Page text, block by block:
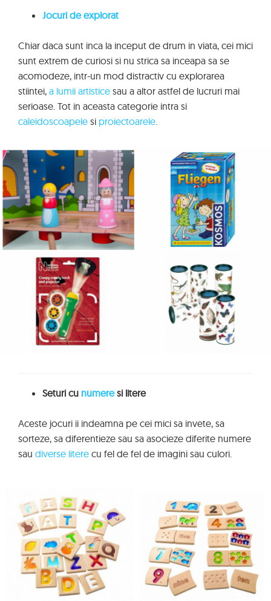
Jocuri de explorat
Chiar daca sunt inca la inceput de drum in viata, cei mici
sunt extrem de curiosi si nu strica sa inceapa sa se
acomodeze, intr-un mod distractiv cu explorarea
stiintei, a lumii artistice sau a altor astfel de lucruri mai
serioase. Tot in aceasta categorie intra si
caleidoscoapele si proiectoarele.
Seturi cu numeresi litere
Aceste jocuri ii indeamna pe cei mici sa invete, sa
sorteze, sa diferentieze sau sa asocieze diferite numere
sau diverse litere cu fel de fel de imagini sau culori.